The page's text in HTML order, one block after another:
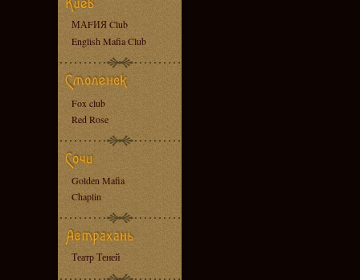
МАFИЯ Club
English Mafia Club
Fox club
Red Rose
Golden Mafia
Chaplin
Театр Теней